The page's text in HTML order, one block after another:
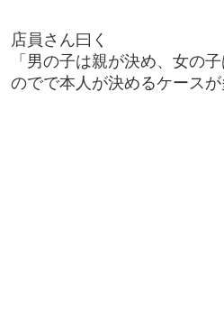
店員さん曰く
「男の子は親が決め、女の
のでで本人が決めるケースが